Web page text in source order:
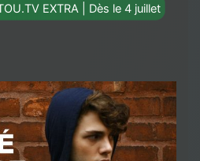
EXTRA | Dès le 4 juillet